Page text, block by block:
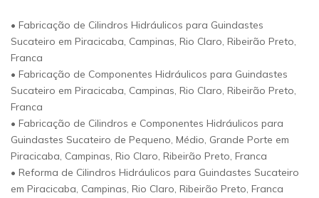
• Fabricação de Cilindros Hidráulicos para Guindastes
Sucateiro em Piracicaba, Campinas, Rio Claro, Ribeirão Preto,
Franca
• Fabricação de Componentes Hidráulicos para Guindastes
Sucateiro em Piracicaba, Campinas, Rio Claro, Ribeirão Preto,
Franca
• Fabricação de Cilindros e Componentes Hidráulicos para
Guindastes Sucateiro de Pequeno, Médio, Grande Porte em
Piracicaba, Campinas, Rio Claro, Ribeirão Preto, Franca
• Reforma de Cilindros Hidráulicos para Guindastes Sucateiro
em Piracicaba, Campinas, Rio Claro, Ribeirão Preto, Franca